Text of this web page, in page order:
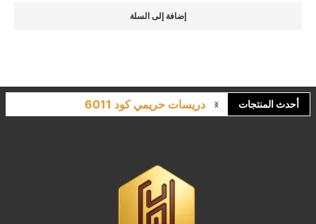
إضافة إلى السلة
أحدث المنتجات
دريسات حريمي كود 6011
لانجري مشجر كود 9643